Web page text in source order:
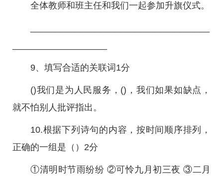
全体教师和班主任和我们一起参加升旗仪式。
9、填写合适的关联词1分
()我们是为人民服务，()，我们如果如缺点，
就不怕别人批评指出。
10.根据下列诗句的内容，按时间顺序排列，
正确的一组是（）2分
①清明时节雨纷纷 ②可怜九月初三夜 ③二月